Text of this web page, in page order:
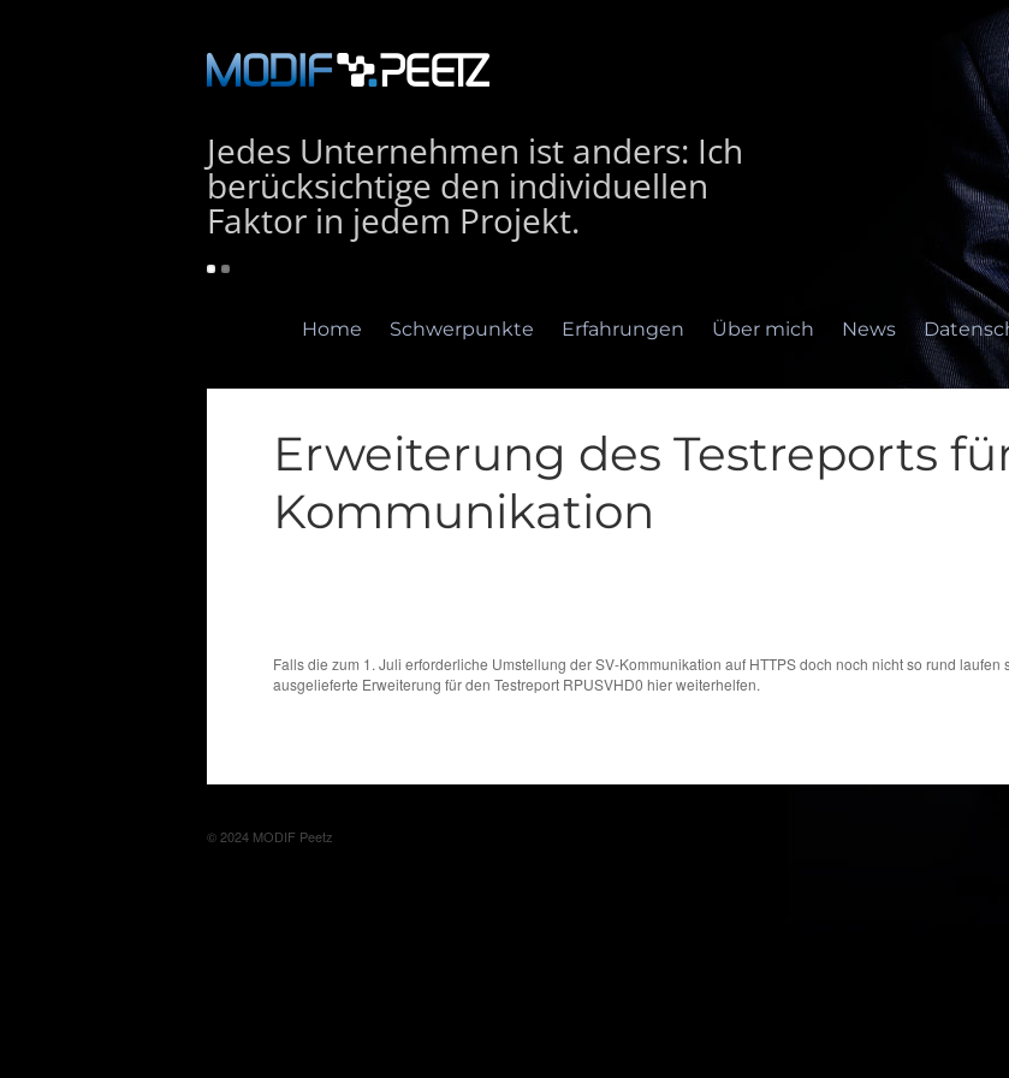
Jedes Unternehmen ist anders: Ich
berücksichtige den individuellen
Faktor in jedem Projekt.
Home Schwerpunkte Erfahrungen Über mich News
Home Schwerpunkte Erfahrungen
Erweiterung des Testreports
Kommunikation
Falls die zum 1. Juli erforderliche Umstellung der SV-Kommunikation auf HTTPS doch noch nicht so rund
ausgelieferte Erweiterung für den Testreport RPUSVHD0 hier weiterhelfen.
© 2024 MODIF Peetz